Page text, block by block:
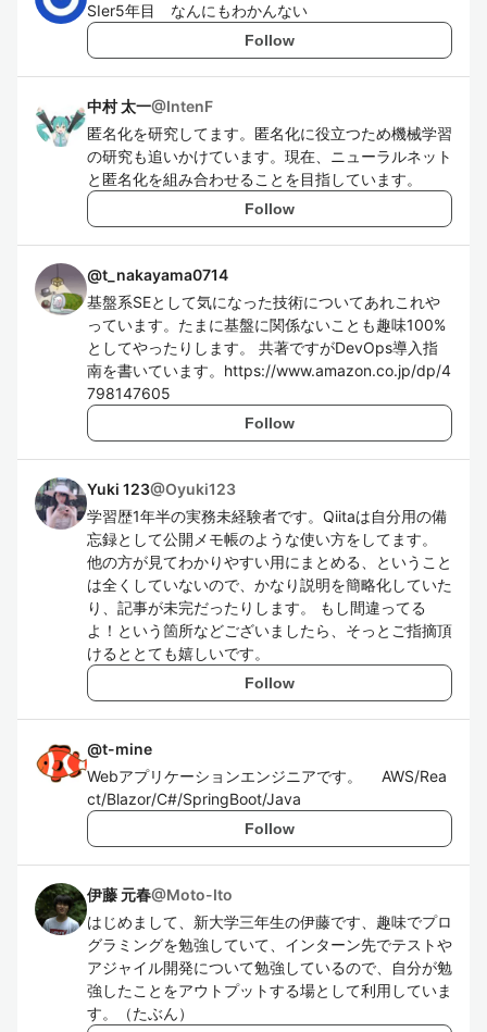
SIer5年目 なんにもわかんない
Follow
中村 太一@IntenF
匿名化を研究してます。匿名化に役立つため機械学習
の研究も追いかけています。現在、ニューラルネット
と匿名化を組み合わせることを目指しています。
Follow
@t_nakayama0714
基盤系SEとして気になった技術についてあれこれや
っています。たまに基盤に関係ないことも趣味100%
としてやったりします。 共著ですがDevOps導入指
南を書いています。https://www.amazon.co.jp/dp/4
798147605
Follow
Yuki 123@Oyuki123
学習歴1年半の実務未経験者です。Qiitaは自分用の備
忘録として公開メモ帳のような使い方をしてます。
他の方が見てわかりやすい用にまとめる、ということ
は全くしていないので、かなり説明を簡略化していた
り、記事が未完だったりします。 もし間違ってる
よ！という箇所などございましたら、そっとご指摘頂
けるととても嬉しいです。
Follow
@t-mine
Webアプリケーションエンジニアです。 AWS/Rea
ct/Blazor/C#/SpringBoot/Java
Follow
伊藤 元春@Moto-Ito
はじめまして、新大学三年生の伊藤です、趣味でプロ
グラミングを勉強していて、インターン先でテストや
アジャイル開発について勉強しているので、自分が勉
強したことをアウトプットする場として利用していま
す。（たぶん）